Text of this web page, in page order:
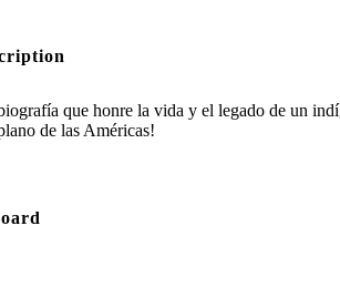
que honre la vida y el legado de un
de las Américas!